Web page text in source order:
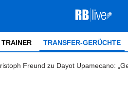
TRANSFER-GERÜCHTE
Freund zu Dayot Upamecano: